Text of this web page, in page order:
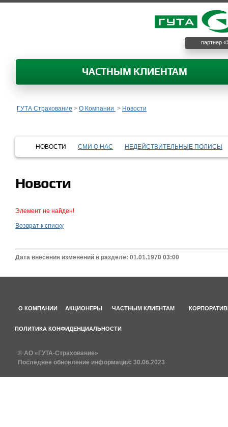
партнер
ЧАСТНЫМ КЛИЕНТАМ
ГУТА Страхование > О Компании > Новости
НОВОСТИ СМИ О НАС НЕДЕЙСТВИТЕЛЬНЫЕ ПОЛИСЫ
Новости
Элемент не найден!
Возврат к списку
Дата внесения изменений в разделе: 01.01.1970 03:00
О КОМПАНИИ АКЦИОНЕРЫ ЧАСТНЫМ КЛИЕНТАМ
ПОЛИТИКА КОНФИДЕНЦИАЛЬНОСТИ
© АО «ГУТА-Страхование»
Последнее обновление информации: 30.06.2023